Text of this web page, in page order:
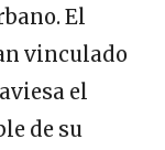
El
vinculado
el
de su